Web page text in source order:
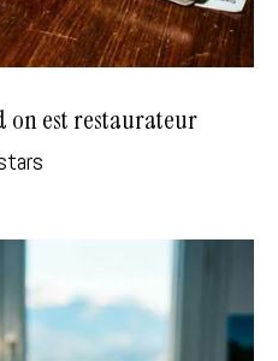
on est restaurateur